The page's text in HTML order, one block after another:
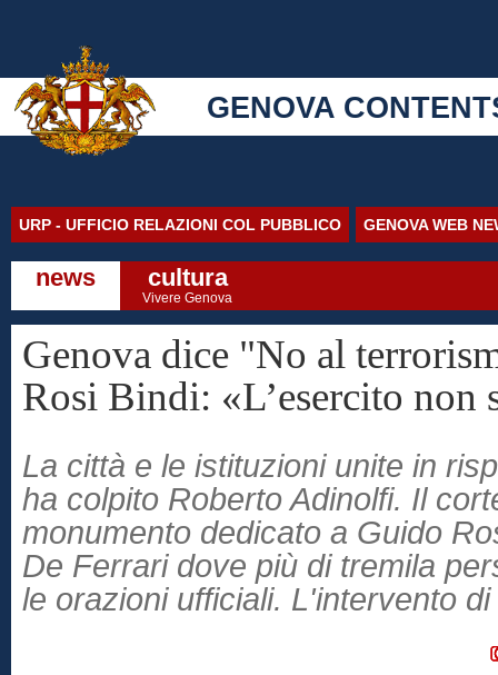
GENOVA
URP - UFFICIO RELAZIONI COL PUBBLICO GENOVA WEB
news cultura
Vivere Genova
Genova dice "No al
Rosi Bindi: «L’esercito non
La città e le istituzioni unite in
ha colpito Roberto Adinolfi. Il
monumento dedicato a Guido
De Ferrari dove più di tremila
le orazioni ufficiali. L'intervento